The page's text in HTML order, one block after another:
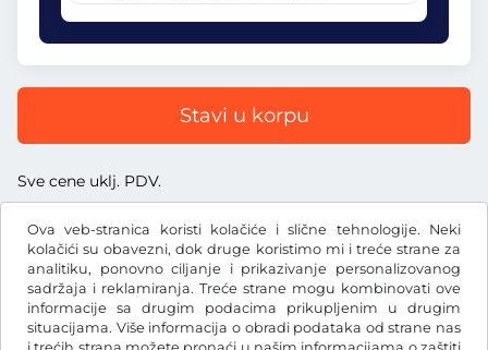
Ova veb-stranica koristi kolačiće i slične tehnologije. Neki
kolačići su obavezni, dok druge koristimo mi i treće strane za
analitiku, ponovno ciljanje i prikazivanje personalizovanog
sadržaja i reklamiranja. Treće strane mogu kombinovati ove
informacije sa drugim podacima prikupljenim u drugim
situacijama. Više informacija o obradi podataka od strane nas
Stavi u korpu
Sve cene uklj. PDV.
€EUR